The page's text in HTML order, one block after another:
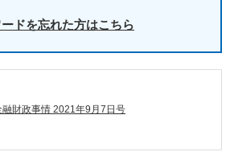
ドを忘れた方はこちら
融財政事情 2021年9月7日号